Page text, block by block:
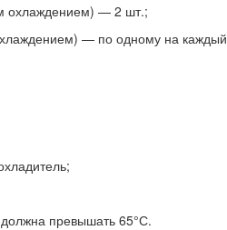
охлаждением) — 2 шт.;
— по одному на каждый
превышать 65°С.